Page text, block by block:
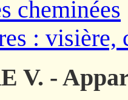
cheminées
: visière,
V. -